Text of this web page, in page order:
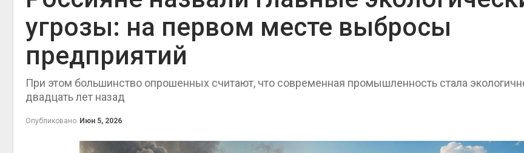
угрозы: на первом месте выбросы
предприятий
При этом большинство опрошенных считают, что современная промышленность стала
двадцать лет назад
Опубликовано Июн 5, 2026
Дождевая вода с крыш
может помочь городам
Минприроды
Авг 7, 2026
Южная Корея ускорит
развитие солнечной
полтора раза